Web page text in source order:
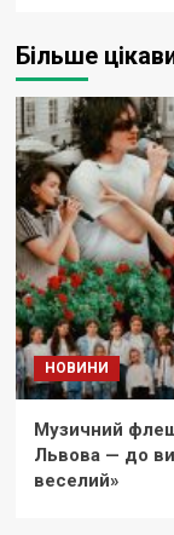
Більше
НОВИНИ
Музичний
Львова — до
веселий»